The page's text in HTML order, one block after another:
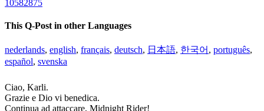
10582875
This Q-Post in other Languages
nederlands, english, français, deutsch, 日本語, 한국어 , português,
español, svenska
Ciao, Karli.
Grazie e Dio vi benedica.
Continua ad attaccare, Midnight Rider!